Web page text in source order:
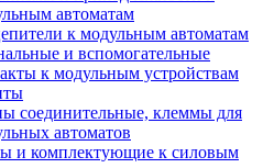
автоматам
к модульным автоматам
и вспомогательные
к модульным устройствам
соединительные, клеммы для
автоматов
и комплектующие к силовым